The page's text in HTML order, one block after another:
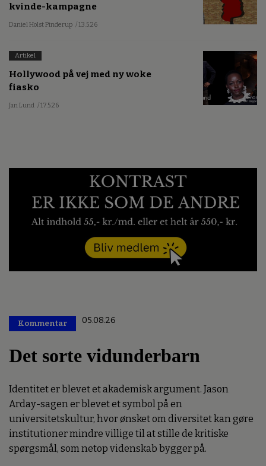
kvinde-kampagne
Daniel Holst Pinderup / 13.5.26
Artikel
Hollywood på vej med ny woke
fiasko
Jan Lund / 17.5.26
Kommentar 05.08.26
Det sorte vidunderbarn
Identitet er blevet et akademisk argument. Jason
Arday-sagen er blevet et symbol på en
universitetskultur, hvor ønsket om diversitet kan gøre
institutioner mindre villige til at stille de kritiske
spørgsmål, som netop videnskab bygger på.